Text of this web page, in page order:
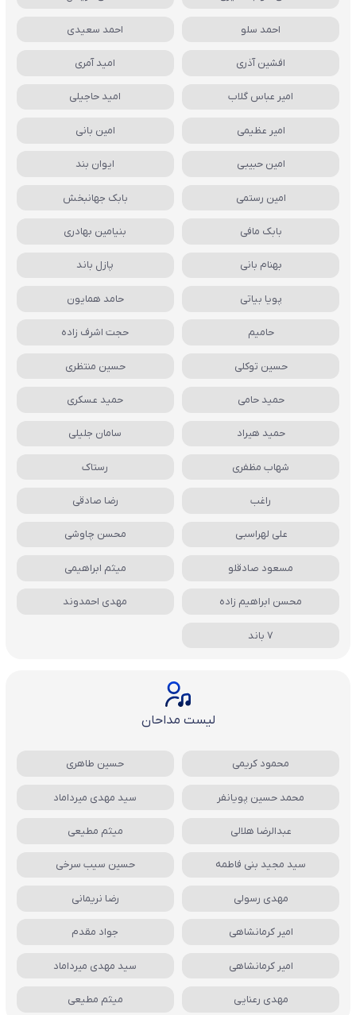
احمد سلو احمد سعیدی
افشین آذری امید آمری
امیر عباس گلاب امید حاجیلی
امیر عظیمی امین بانی
امین حبیبی ایوان بند
امین رستمی بابک جهانبخش
بابک مافی بنیامین بهادری
بهنام بانی پازل باند
پویا بیاتی حامد همایون
حامیم حجت اشرف زاده
حسین توکلی حسین منتظری
حمید حامی حمید عسکری
حمید هیراد سامان جلیلی
شهاب مظفری رستاک
راغب رضا صادقی
علی لهراسبی محسن چاوشی
مسعود صادقلو میثم ابراهیمی
محسن ابراهیم زاده مهدی احمدوند
7 باند
لیست مداحان
محمود کریمی حسین طاهری
محمد حسین پویانفر سید مهدی میرداماد
عبدالرضا هلالی میثم مطیعی
سید مجید بنی فاطمه حسین سیب سرخی
مهدی رسولی رضا نریمانی
امیر کرمانشاهی جواد مقدم
امیر کرمانشاهی سید مهدی میرداماد
مهدی رعنایی میثم مطیعی